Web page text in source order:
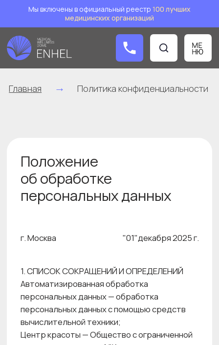
Мы включены в официальный реестр1 00 лучших
медицинских организаций
Политика конфиденциальности
1. СПИСОК СОКРАЩЕНИЙ И ОПРЕДЕЛЕНИЙ
Автоматизированная обработка
Центр красоты — Общество с ограниченной
временное прекращение обработки ПДн
(за исключением случаев, когда обработка
необходима для уточнения ПДн);
Веб-браузер — программное обеспечение,
используемое Субъектом ПДн
и предназначенное для просмотра
информации Веб-ресурсов в сети Интернет;
Веб-ресурс — информационная система,
использующая технологии представления